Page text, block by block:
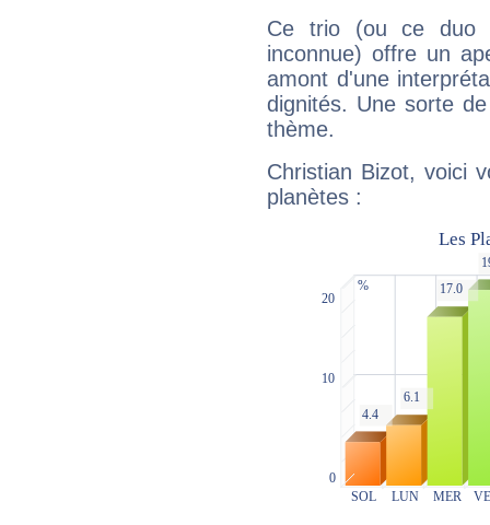
Ce trio (ou ce duo
inconnue) offre un
amont d'une
dignités. Une sorte
thème.
Christian Bizot, voici
planètes :